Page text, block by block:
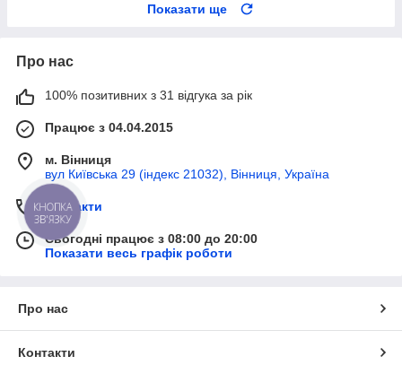
Показати ще
Про нас
100% позитивних з 31 відгука за рік
Працює з 04.04.2015
м. Вінниця
вул Київська 29 (індекс 21032), Вінниця, Україна
Контакти
Сьогодні працює з 08:00 до 20:00
Показати весь графік роботи
Про нас
Контакти
КНОПКА
ЗВ'ЯЗКУ